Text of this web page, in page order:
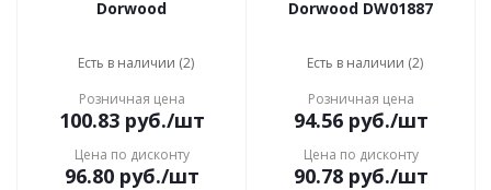
Dorwood
Есть в наличии (2)
Розничная цена
100.83руб./шт
Цена по дисконту
96.80руб./шт
Dorwood DW01887
Есть в наличии (2)
Розничная цена
94.56руб./шт
Цена по дисконту
90.78руб./шт